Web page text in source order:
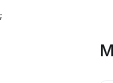
;